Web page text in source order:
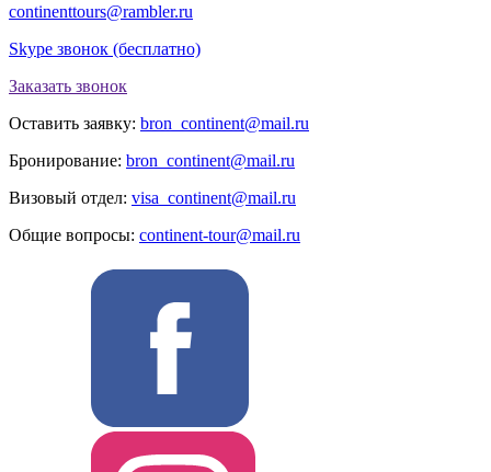
continenttours@rambler.ru
Skype звонок (бесплатно)
Заказать звонок
Оставить заявку: bron_continent@mail.ru
Бронирование: bron_continent@mail.ru
Визовый отдел: visa_continent@mail.ru
Общие вопросы: continent-tour@mail.ru